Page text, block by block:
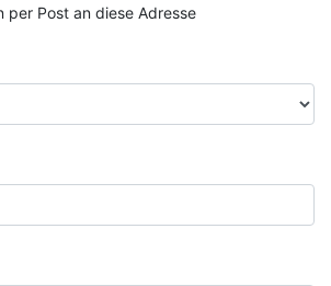
per Post an diese Adresse